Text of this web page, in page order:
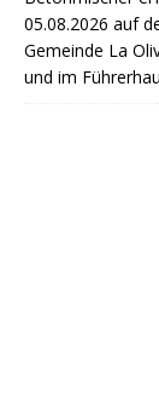
05.08.2026 auf
Gemeinde La
und im